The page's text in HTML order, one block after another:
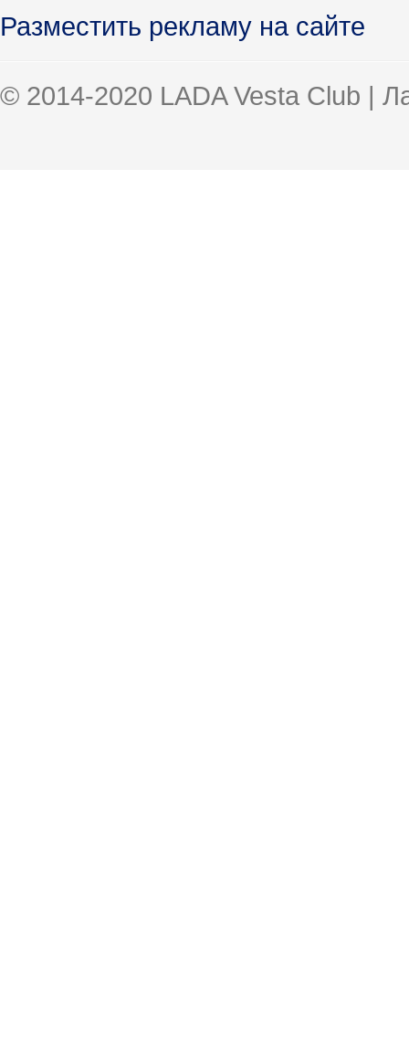
Разместить рекламу на сайте
© 2014-2020 LADA Vesta Club |